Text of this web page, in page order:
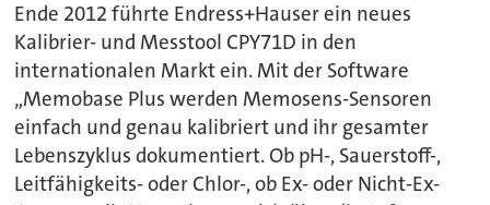
Ende 2012 führte Endress+Hauser ein neues
Kalibrier- und Messtool CPY71D in den
internationalen Markt ein. Mit der Software
„Memobase Plus werden Memosens-Sensoren
einfach und genau kalibriert und ihr gesamter
Lebenszyklus dokumentiert. Ob pH-, Sauerstoff-,
Leitfähigkeits- oder Chlor-, ob Ex- oder Nicht-Ex-